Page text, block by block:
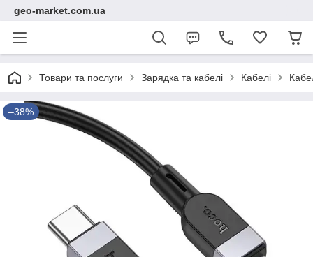
geo-market.com.ua
Товари та послуги Зарядка та кабелі Кабелі
–38%